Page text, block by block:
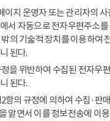
이지 운영자 또는 관리자의 사
서 자동으로 전자우편주소
의 기술적 장치를 이용하여
된다.
을 위반하여 수집된 전자우
된다.
항의 규정에 의하여 수집·판
알면서 이를 정보전송에 이